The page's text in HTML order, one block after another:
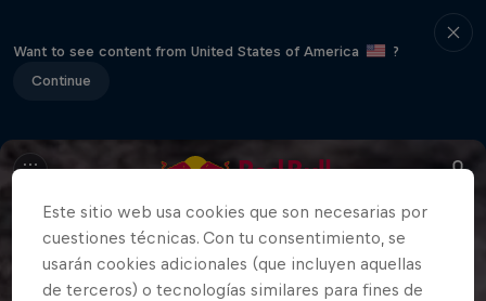
Want to see content from United States of America
?
Continue
Este sitio web usa cookies que son necesarias por
cuestiones técnicas. Con tu consentimiento, se
usarán cookies adicionales (que incluyen aquellas
de terceros) o tecnologías similares para fines de